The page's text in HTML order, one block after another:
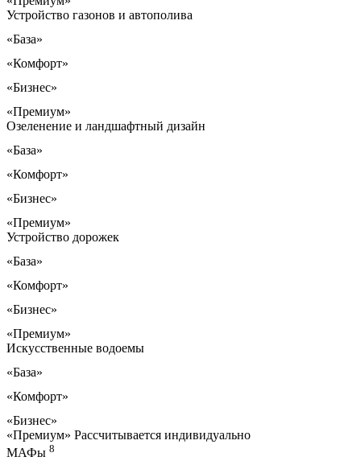
Устройство газонов и автополива
«База»
«Комфорт»
«Бизнес»
«Премиум»
Озеленение и ландшафтный дизайн
«База»
«Комфорт»
«Бизнес»
«Премиум»
Устройство дорожек
«База»
«Комфорт»
«Бизнес»
«Премиум»
Искусственные водоемы
«База»
«Комфорт»
«Бизнес»
«Премиум» Рассчитывается индивидуально
МАФы 8